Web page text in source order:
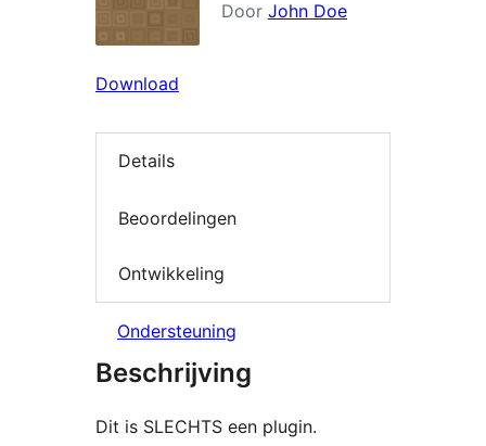
Door John Doe
Download
Details
Beoordelingen
Ontwikkeling
Ondersteuning
Beschrijving
Dit is SLECHTS een plugin.